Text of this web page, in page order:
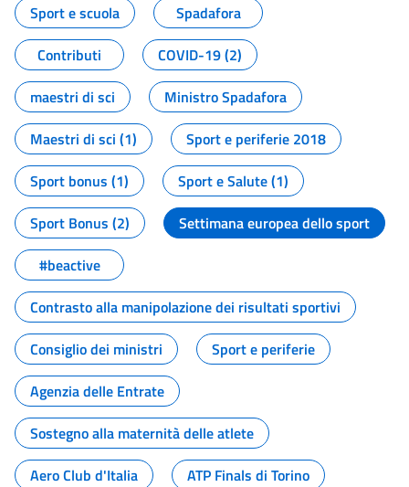
Sport e scuola
Spadafora
Contributi
COVID-19 (2)
maestri di sci
Ministro Spadafora
Maestri di sci (1)
Sport e periferie 2018
Sport bonus (1)
Sport e Salute (1)
Sport Bonus (2)
Settimana europea dello sport
#beactive
Contrasto alla manipolazione dei risultati sportivi
Consiglio dei ministri
Sport e periferie
Agenzia delle Entrate
Sostegno alla maternità delle atlete
Aero Club d'Italia
ATP Finals di Torino